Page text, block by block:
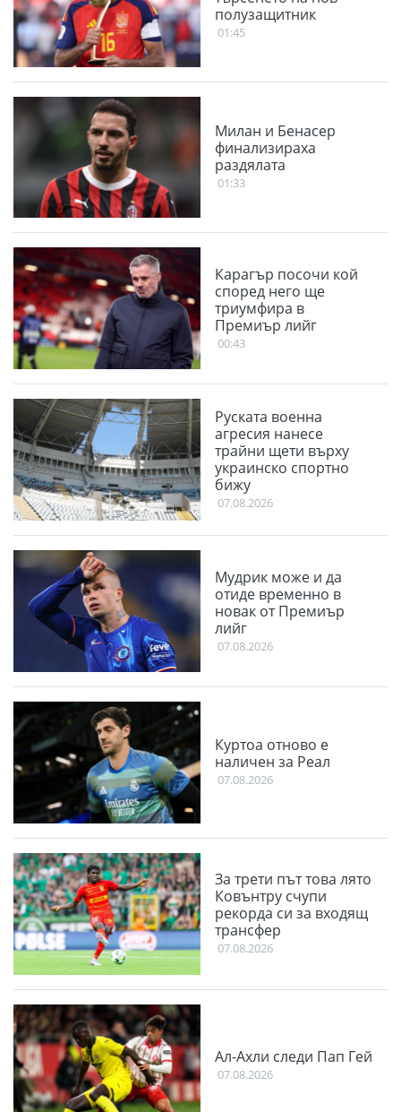
полузащитник
01:45
Милан и Бенасер
финализираха
раздялата
01:33
Карагър посочи кой
според него ще
триумфира в
Премиър лийг
00:43
Руската военна
агресия нанесе
трайни щети върху
украинско спортно
бижу
07.08.2026
Мудрик може и да
отиде временно в
новак от Премиър
лийг
07.08.2026
Куртоа отново е
наличен за Реал
07.08.2026
За трети път това лято
Ковънтру счупи
рекорда си за входящ
трансфер
07.08.2026
Ал-Ахли следи Пап Гей
07.08.2026